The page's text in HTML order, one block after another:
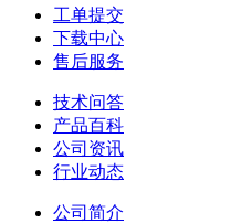
工单提交
下载中心
售后服务
技术问答
产品百科
公司资讯
行业动态
公司简介